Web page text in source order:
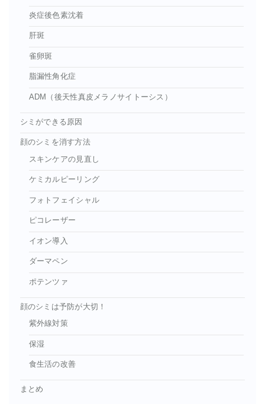
炎症後色素沈着
肝斑
雀卵斑
脂漏性角化症
ADM（後天性真皮メラノサイトーシス）
シミができる原因
顔のシミを消す方法
スキンケアの見直し
ケミカルピーリング
フォトフェイシャル
ピコレーザー
イオン導入
ダーマペン
ポテンツァ
顔のシミは予防が大切！
紫外線対策
保湿
食生活の改善
まとめ